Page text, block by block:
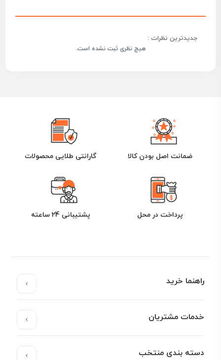
جدیدترین نظرات :
هیچ نظری ثبت نشده است.
ضمانت اصل بودن کالا گارانتی طلایی محصولات
پرداخت در محل پشتیبانی 24 ساعته
راهنما خرید
خدمات مشتریان
دسته بندی منتخب